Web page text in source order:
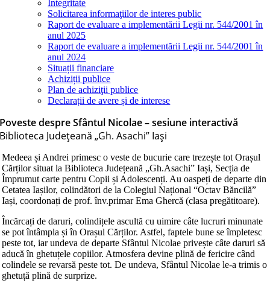
Integritate
Solicitarea informaţiilor de interes public
Raport de evaluare a implementării Legii nr. 544/2001 în
anul 2025
Raport de evaluare a implementării Legii nr. 544/2001 în
anul 2024
Situații financiare
Achiziții publice
Plan de achiziţii publice
Declarații de avere și de interese
Poveste despre Sfântul Nicolae – sesiune interactivă
Biblioteca Judeţeană „Gh. Asachi” Iaşi
Medeea și Andrei primesc o veste de bucurie care trezește tot Orașul
Cărților situat la Biblioteca Județeană „Gh.Asachiˮ Iași, Secția de
Împrumut carte pentru Copii și Adolescenți. Au oaspeți de departe din
Cetatea Iașilor, colindători de la Colegiul Național “Octav Băncilă”
Iași, coordonați de prof. înv.primar Ema Ghercă (clasa pregătitoare).
Încărcați de daruri, colindițele ascultă cu uimire câte lucruri minunate
se pot întâmpla și în Orașul Cărților. Astfel, faptele bune se împletesc
peste tot, iar undeva de departe Sfântul Nicolae privește câte daruri să
aducă în ghetuțele copiilor. Atmosfera devine plină de fericire când
colindele se revarsă peste tot. De undeva, Sfântul Nicolae le-a trimis o
ghetuță plină de surprize.